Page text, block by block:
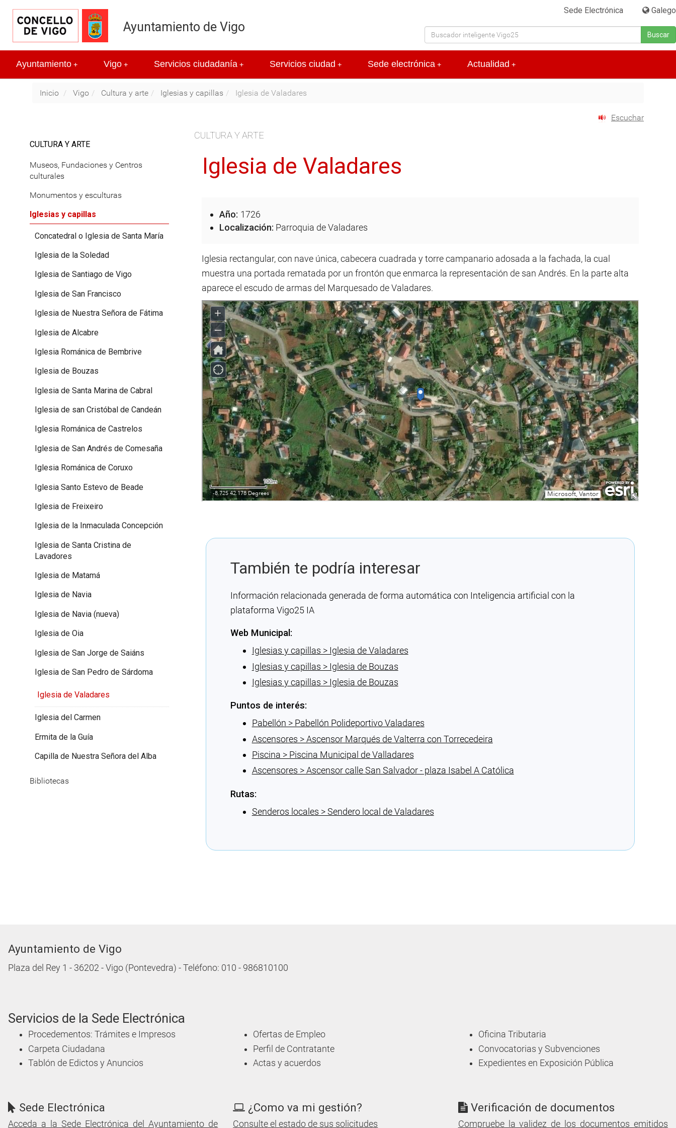
Sede Electrónica Galego
Buscar
Ayuntamiento de Vigo
+
Ayuntamiento +
Vigo +
Servicios ciudadanía +
Servicios ciudad +
Sede electrónica +
Actualidad
Inicio Vigo Cultura y arte Iglesias y capillas Iglesia de Valadares
Escuchar
CULTURA Y ARTE
Iglesia de Valadares
Año: 1726
Localización: Parroquia de Valadares
Iglesia rectangular, con nave única, cabecera cuadrada y torre campanario adosada a la fachada, la cual
muestra una portada rematada por un frontón que enmarca la representación de san Andrés. En la parte alta
aparece el escudo de armas del Marquesado de Valadares.
También te podría interesar
Información relacionada generada de forma automática con Inteligencia artificial con la
plataforma Vigo25 IA
Web Municipal:
Iglesias y capillas > Iglesia de Valadares
Iglesias y capillas > Iglesia de Bouzas
Iglesias y capillas > Iglesia de Bouzas
Puntos de interés:
Pabellón > Pabellón Polideportivo Valadares
Ascensores > Ascensor Marqués de Valterra con Torrecedeira
Piscina > Piscina Municipal de Valladares
Ascensores > Ascensor calle San Salvador - plaza Isabel A Católica
Rutas:
Senderos locales > Sendero local de Valadares
CULTURA Y ARTE
Museos, Fundaciones y Centros
culturales
Monumentos y esculturas
Iglesias y capillas
Concatedral o Iglesia de Santa María
Iglesia de la Soledad
Iglesia de Santiago de Vigo
Iglesia de San Francisco
Iglesia de Nuestra Señora de Fátima
Iglesia de Alcabre
Iglesia Románica de Bembrive
Iglesia de Bouzas
Iglesia de Santa Marina de Cabral
Iglesia de san Cristóbal de Candeán
Iglesia Románica de Castrelos
Iglesia de San Andrés de Comesaña
Iglesia Románica de Coruxo
Iglesia Santo Estevo de Beade
Iglesia de Freixeiro
Iglesia de la Inmaculada Concepción
Iglesia de Santa Cristina de
Lavadores
Iglesia de Matamá
Iglesia de Navia
Iglesia de Navia (nueva)
Iglesia de Oia
Iglesia de San Jorge de Saiáns
Iglesia de San Pedro de Sárdoma
Iglesia de Valadares
Iglesia del Carmen
Ermita de la Guía
Capilla de Nuestra Señora del Alba
Bibliotecas
Ayuntamiento de Vigo
Plaza del Rey 1 - 36202 - Vigo (Pontevedra) - Teléfono: 010 - 986810100
Servicios de la Sede Electrónica
Procedementos: Trámites e Impresos
Carpeta Ciudadana
Tablón de Edictos y Anuncios
Ofertas de Empleo
Perfil de Contratante
Actas y acuerdos
Oficina Tributaria
Convocatorias y Subvenciones
Expedientes en Exposición Pública
Sede Electrónica
Acceda a la Sede Electrónica del Ayuntamiento de
¿Como va mi gestión?
Consulte el estado de sus solicitudes
Verificación de documentos
Compruebe la validez de los documentos emitidos